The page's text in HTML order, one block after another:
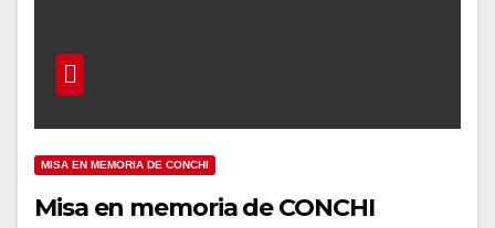
MISA EN MEMORIA DE CONCHI
Misa en memoria de CONCHI